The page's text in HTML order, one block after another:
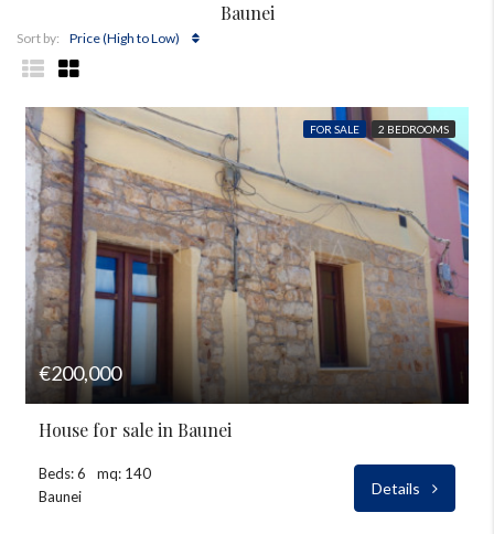
Baunei
Sort by: Price (High to Low)
FOR SALE 2 BEDROOMS
€200,000
House for sale in Baunei
Beds: 6
mq: 140
Baunei
Details